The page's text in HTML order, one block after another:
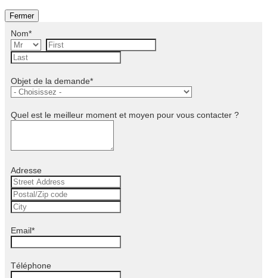
Fermer
Nom*
Objet de la demande*
Quel est le meilleur moment et moyen pour vous contacter ?
Adresse
Email*
Téléphone